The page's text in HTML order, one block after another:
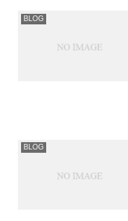
BLOG
BLOG